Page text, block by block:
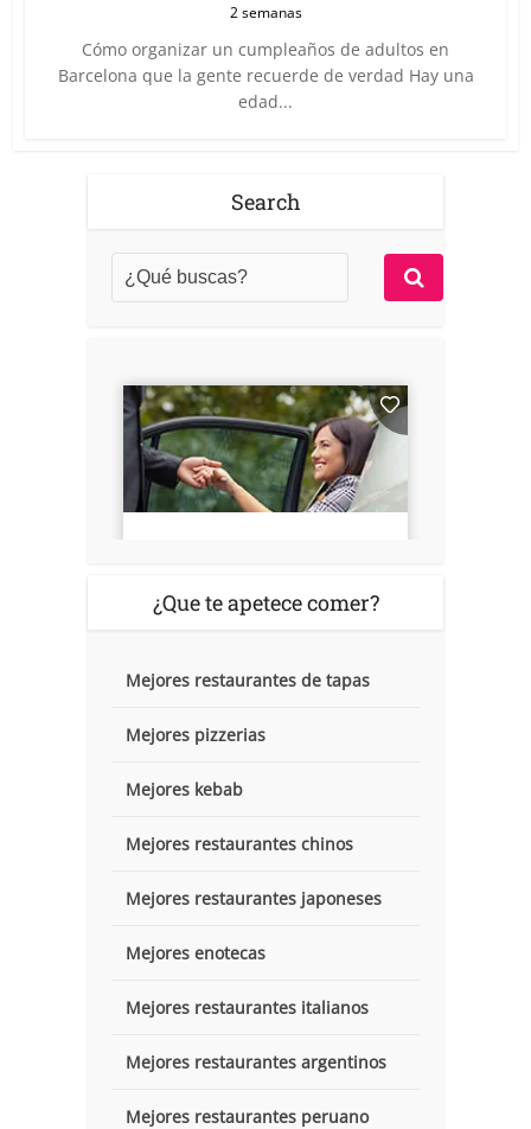
2 semanas
Cómo organizar un cumpleaños de adultos en
Barcelona que la gente recuerde de verdad Hay una
edad...
Search
¿Que te apetece comer?
Mejores restaurantes de tapas
Mejores pizzerias
Mejores kebab
Mejores restaurantes chinos
Mejores restaurantes japoneses
Mejores enotecas
Mejores restaurantes italianos
Mejores restaurantes argentinos
Mejores restaurantes peruano